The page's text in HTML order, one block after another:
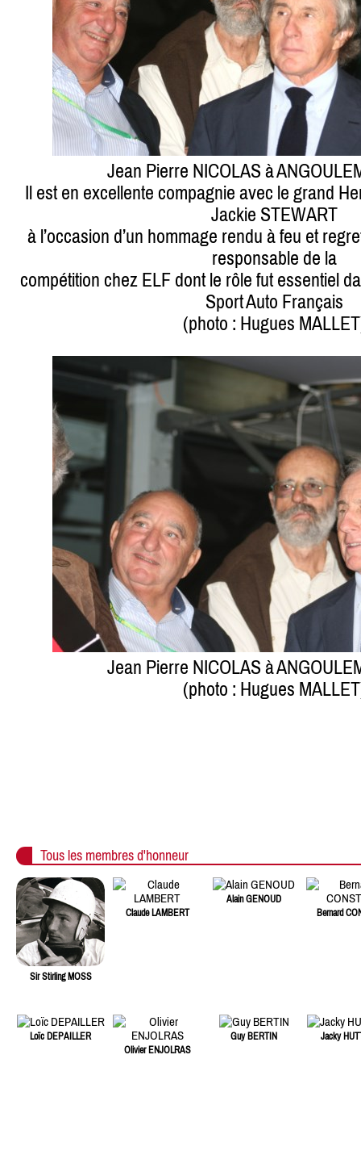
Jean Pierre NICOLAS à
Il est en excellente compagnie avec le grand
Jackie STEWART
à l’occasion d’un hommage rendu à feu et
responsable de la
compétition chez ELF dont le rôle fut essentiel
Sport Auto Français
(photo : Hugues
Jean Pierre NICOLAS à
(photo : Hugues
Tous les membres d'honneur
Sir Stirling MOSS
Claude LAMBERT
Alain GENOUD
Bernard
Loïc DEPAILLER
Olivier ENJOLRAS
Guy BERTIN Jacky